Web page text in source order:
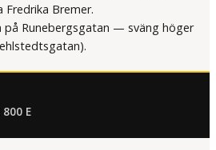
Bremer.
på Runebergsgatan — sväng höger
E